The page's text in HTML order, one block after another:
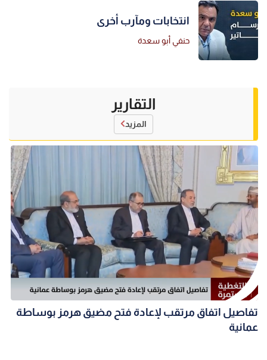
انتخابات ومآرب أخرى
حنفي أبو سعدة
التقارير
المزيد
تفاصيل اتفاق مرتقب لإعادة فتح مضيق هرمز بوساطة
عمانية